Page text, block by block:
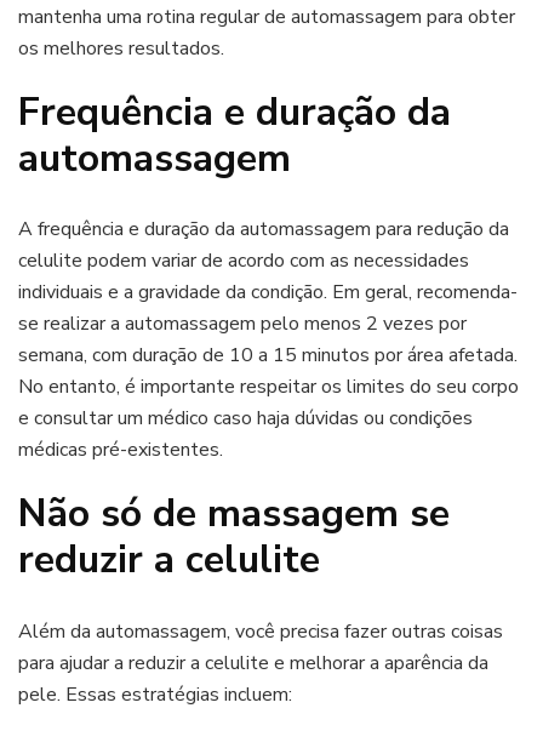
mantenha uma rotina regular de automassagem para obter
os melhores resultados.
Frequência e duração da
automassagem
A frequência e duração da automassagem para redução da
celulite podem variar de acordo com as necessidades
individuais e a gravidade da condição. Em geral, recomenda-
se realizar a automassagem pelo menos 2 vezes por
semana, com duração de 10 a 15 minutos por área afetada.
No entanto, é importante respeitar os limites do seu corpo
e consultar um médico caso haja dúvidas ou condições
médicas pré-existentes.
Não só de massagem se
reduzir a celulite
Além da automassagem, você precisa fazer outras coisas
para ajudar a reduzir a celulite e melhorar a aparência da
pele. Essas estratégias incluem: